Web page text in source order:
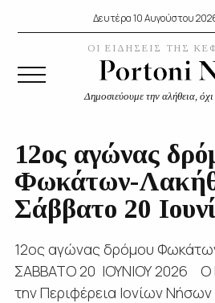
Δευτέρα 10 Αυγούστου
ΟΙ ΕΙΔΗΣΕΙΣ ΤΗΣ
Δημοσιεύουμε την αλήθεια, όχι
12ος αγώνας
Φωκάτων-
Σάββατο 20
12ος αγώνας δρόμου
ΣΑΒΒΑΤΟ 20 ΙΟΥΝΙΟΥ 2026
την Περιφέρεια Ιονίων